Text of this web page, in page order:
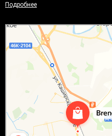
Подробнее